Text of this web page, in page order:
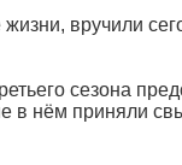
вручили
сезона
в нём приняли